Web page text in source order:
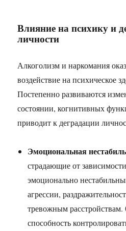
Влияние на психику и
личности
Алкоголизм и наркомания
воздействие на психическое
Постепенно развиваются
состоянии, когнитивных
приводит к деградации
Эмоциональная
страдающие от
эмоционально
агрессии,
тревожным
способность